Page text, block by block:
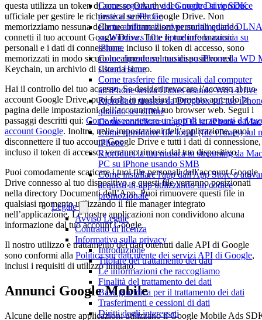
Come registrare video mentre si riproduce
musica su iPhone
Come abilitare il server multimediale DLNA
su Windows 10 e riprodurre la musica su
iPhone
Come riprodurre musica su iPhone da WD
Cloud Home
Come trasferire file musicali dal computer
all'iPhone senza iTunes usando WiFi-Drive
Riproduci musica da Dropbox sul tuo
quando sei offline
Come modificare i tag ID3 su iPhone e Mac
Come riprodurre file locali (file iTunes) sul
iPhone
Riproduci la tua musica in streaming da
PC su iPhone usando SMB
Come installare l'app dall'App Store o
acquisti in-app utilizzando un codice
promozionale
Legale
Avviso Legale
Contratto di licenza
Informativa sulla privacy
Introduzione
Titolare del trattamento dei dati
Le informazioni che raccogliamo
Finalità del trattamento dei dati
Base giuridica per il trattamento dei dati
Trasferimenti e cessioni di dati
Diritti degli interessati
questa utilizza un token di accesso OAuth e ilGoogle Drive SDK
ufficiale per gestire le richieste al server Google Drive. Non
memorizziamo nessuna delle tue informazioni personali quando
connetti il tuo account Google Drive. Tutte le tue informazioni
personali e i dati di connessione, incluso il token di accesso, sono
memorizzati in modo sicuro localmente sul tuo dispositivo nel
Keychain, un archivio di sistema sicuro.
Hai il controllo del tuo accesso. Se desideri revocare l’accesso al tuo
account Google Drive, puoi farlo in qualsiasi momento aprendo la
pagina delle impostazioni dell’account nel tuo browser web. Segui i
passaggi descritti qui: Come disconnettere un’app di terze parti dal tuo
account Google. Inoltre, nelle impostazioni dell’applicazione, puoi
disconnettere il tuo account Google Drive e tutti i dati di connessione,
incluso il token di accesso, verranno rimossi dal tuo dispositivo.
Puoi comodamente scaricare i tuoi file personali dall’account Google
Drive connesso al tuo dispositivo, e questi file verranno posizionati
nella directory Documenti dell’App. Puoi rimuovere questi file in
qualsiasi momento utilizzando il file manager integrato
nell’applicazione. Le nostre applicazioni non condividono alcuna
informazione dal tuo account Google.
Il nostro utilizzo e trattamento dei dati ottenuti dalle API di Google
sono conformi alla Politica sui dati utente dei servizi API di Google,
inclusi i requisiti di utilizzo limitato.
Annunci Google Mobile
Alcune delle nostre applicazioni utilizzano il Google Mobile Ads